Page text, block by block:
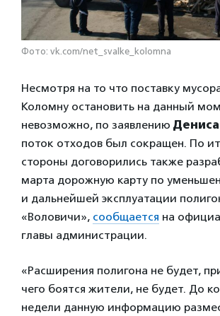
Фото: vk.com/net_svalke_kolomna
Несмотря на то что поставку
Коломну остановить на данный
невозможно, по заявлению
поток отходов был сокращен. По
стороны договорились также
марта дорожную карту по
и дальнейшей эксплуатации
«Воловичи», сообщается на
главы администрации.
«Расширения полигона не будет,
чего боятся жители, не будет. До
недели данную информацию